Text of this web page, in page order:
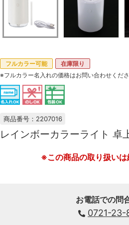
フルカラー可能
在庫限り
※フルカラー名入れの価格はお問い合わせくださ
商品番号：2207016
レインボーカラーライト 卓
※この商品の取り扱いは
お電話での問
0721-23-